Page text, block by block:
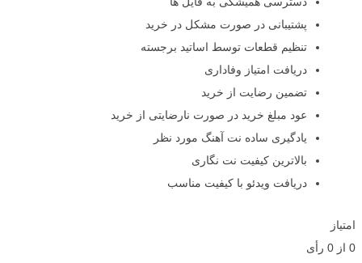
پشتیبانی در صورت مشکل در خرید
تنظیم قطعات توسط اساتید برجسته
دریافت امتیاز وفاداری
تضمین رضایت از خرید
عود مبلغ خرید در صورت نارضایتی از خرید
یادگیری ساده نت آهنگ مورد نظر
بالاترین کیفیت نت نگاری
دریافت ویدئو با کیفیت مناسب
امتیاز
0 از 0 رأی